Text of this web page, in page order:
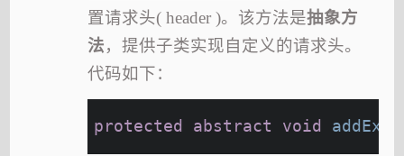
置请求头( header )。该方法是抽象方
法，提供子类实现自定义的请求头。
代码如下：
protected abstract void